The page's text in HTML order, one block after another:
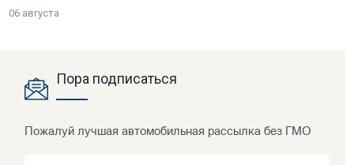
06 августа
Пора подписаться
Пожалуй лучшая автомобильная рассылка без ГМО